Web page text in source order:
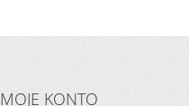
MOJE KONTO